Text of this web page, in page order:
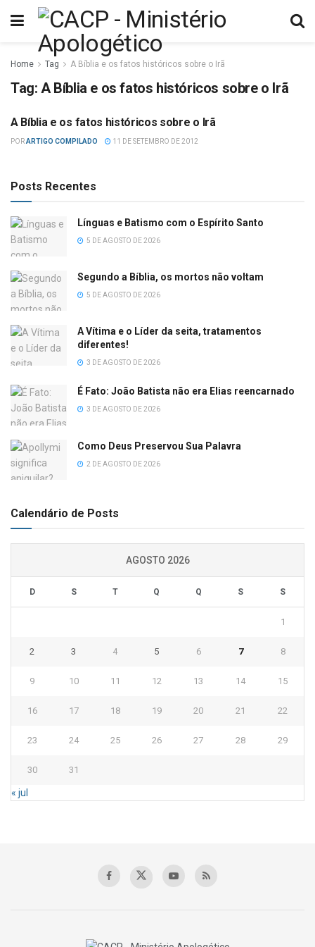
Home Tag A Bíblia e os fatos históricos sobre o Irã
Tag: A Bíblia e os fatos históricos sobre o Irã
DIVERSOS
A Bíblia e os fatos históricos sobre o Irã
PORARTIGO COMPILADO 11 DE SETEMBRO DE 2012
Posts Recentes
Línguas e Batismo com o Espírito Santo
5 DE AGOSTO DE 2026
Segundo a Bíblia, os mortos não voltam
5 DE AGOSTO DE 2026
A Vítima e o Líder da seita, tratamentos
diferentes!
3 DE AGOSTO DE 2026
É Fato: João Batista não era Elias reencarnado
3 DE AGOSTO DE 2026
Como Deus Preservou Sua Palavra
2 DE AGOSTO DE 2026
Calendário de Posts
AGOSTO 2026
D S T Q Q S S
1
2 3 4 5 6 7 8
9 10 11 12 13 14 15
16 17 18 19 20 21 22
23 24 25 26 27 28 29
30 31
« jul